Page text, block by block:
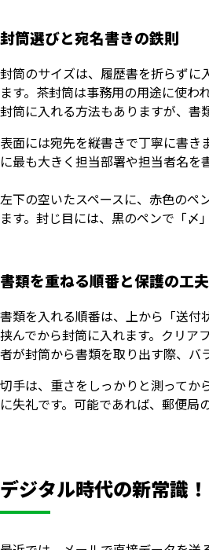
封筒選びと宛名書きの鉄則
封筒のサイズは、履歴書を折らずに
ます。茶封筒は事務用の用途に使
封筒に入れる方法もありますが、書
表面には宛先を縦書きで丁寧に書き
に最も大きく担当部署や担当者名を
左下の空いたスペースに、赤色のペ
ます。封じ目には、黒のペンで「〆
書類を重ねる順番と保護の工夫
書類を入れる順番は、上から「送付
挟んでから封筒に入れます。クリア
者が封筒から書類を取り出す際、バ
切手は、重さをしっかりと測ってか
に失礼です。可能であれば、郵便
デジタル時代の新常識